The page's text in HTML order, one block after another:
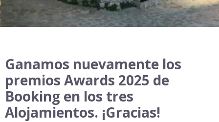
Ganamos nuevamente los
premios Awards 2025 de
Booking en los tres
Alojamientos. ¡Gracias!